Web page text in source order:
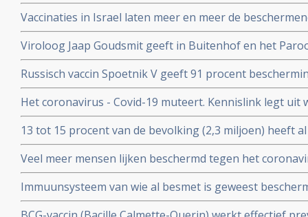
Covid-19 zegt producent Astrazeneca in een
Vaccinaties in Israel laten meer en meer de
een maand meer jongeren opgenomen dan ouderen in
Viroloog Jaap Goudsmit geeft in Buitenhof en het
snel van de maatregelen afkomen. Vaccineer alle 60
Russisch vaccin Spoetnik V geeft 91 procent
procent bescherming tegen ernstig ziek worden. Blijkt
tussenresultaten
Het coronavirus - Covid-19 muteert. Kennislink legt uit
vaccins bv.
13 tot 15 procent van de bevolking (2,3 miljoen) heeft
coronavirus aangemaakt en hebben al langdurende
opgebouwd. Blijkt uit onderzoek van bloedbank
bloeddonoren.
Veel meer mensen lijken beschermd tegen het
gedacht. Door vroegere besmettingen met
immuniteit opgebouwd.
Immuunsysteem van wie al besmet is geweest
uit ons immuunsysteem ook tegen nieuwe mutaties